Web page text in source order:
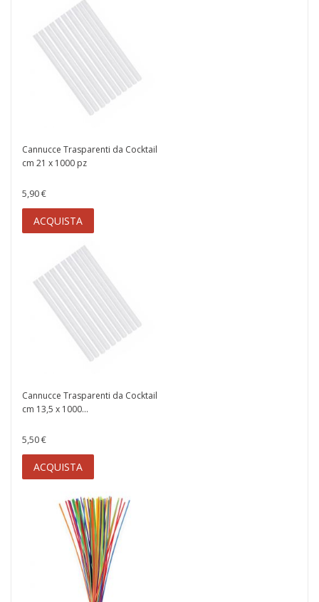
Cannucce Trasparenti da Cocktail
cm 21 x 1000 pz
5,90 €
ACQUISTA
Cannucce Trasparenti da Cocktail
cm 13,5 x 1000...
5,50 €
ACQUISTA